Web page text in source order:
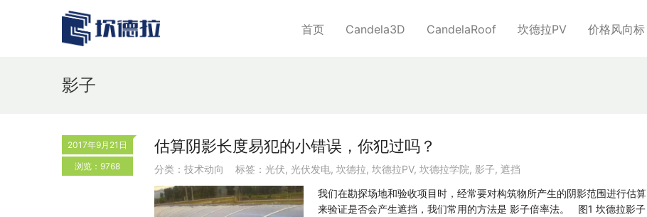
首页 Candela3D CandelaRoof 坎德拉PV 价格风向标
影子
2017年9月21日
浏览：9768
估算阴影长度易犯的小错误，你犯过吗？
分类： 技术动向 标签： 光伏, 光伏发电, 坎德拉, 坎德拉PV, 坎德拉学院, 影子, 遮挡
我们在勘探场地和验收项目时，经常要对构筑物所产生的阴影范围进行估算
来验证是否会产生遮挡，我们常用的方法是 影子倍率法。 图1 坎德拉影子